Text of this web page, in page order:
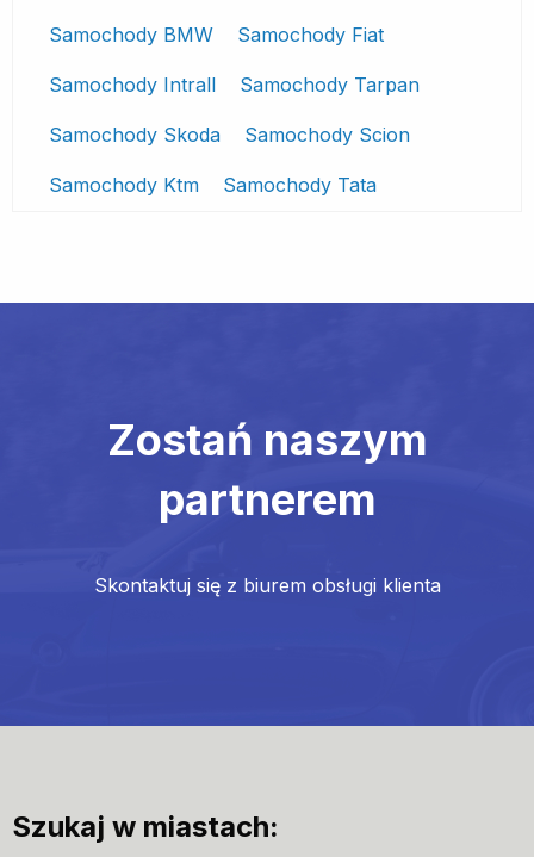
Samochody BMW Samochody Fiat
Samochody Intrall Samochody Tarpan
Samochody Skoda Samochody Scion
Samochody Ktm Samochody Tata
Zostań naszym
partnerem
Skontaktuj się z biurem obsługi klienta
Szukaj w miastach: